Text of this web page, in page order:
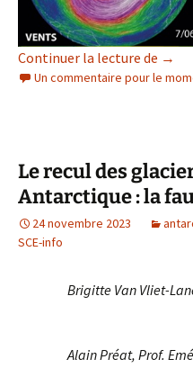
Continuer la lecture de Un
→
Un commentaire pour le
Le recul des
Antarctique : la
24 novembre 2023
SCE-info
Brigitte Van Vliet-
Alain Préat, Prof.